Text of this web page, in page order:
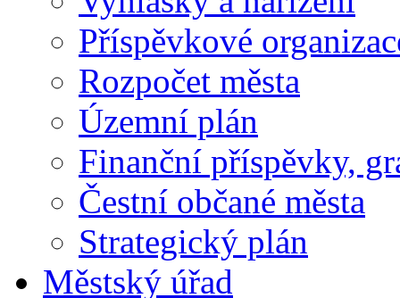
Příspěvkové
Rozpočet města
Územní plán
Finanční příspěvky,
Čestní občané města
Strategický plán
Městský úřad